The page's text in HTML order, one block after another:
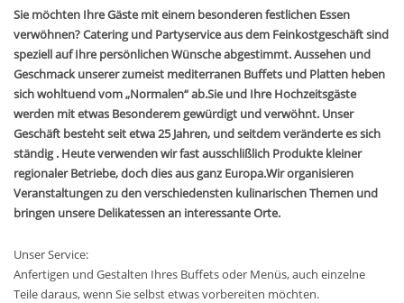
Sie möchten Ihre Gäste mit einem besonderen festlichen Essen
verwöhnen? Catering und Partyservice aus dem Feinkostgeschäft sind
speziell auf Ihre persönlichen Wünsche abgestimmt. Aussehen und
Geschmack unserer zumeist mediterranen Buffets und Platten heben
sich wohltuend vom „Normalen“ ab.Sie und Ihre Hochzeitsgäste
werden mit etwas Besonderem gewürdigt und verwöhnt. Unser
Geschäft besteht seit etwa 25 Jahren, und seitdem veränderte es sich
ständig . Heute verwenden wir fast ausschlißlich Produkte kleiner
regionaler Betriebe, doch dies aus ganz Europa.Wir organisieren
Veranstaltungen zu den verschiedensten kulinarischen Themen und
bringen unsere Delikatessen an interessante Orte.
Unser Service:
Anfertigen und Gestalten Ihres Buffets oder Menüs, auch einzelne
Teile daraus, wenn Sie selbst etwas vorbereiten möchten.